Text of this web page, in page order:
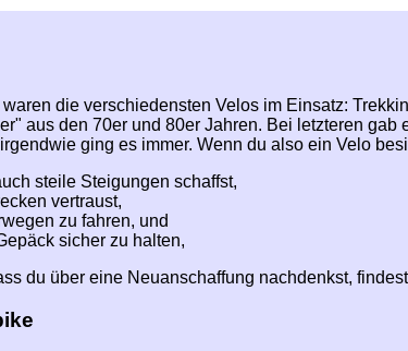
die verschiedensten Velos im Einsatz:
aus den 70er und 80er Jahren. Bei letzteren gab
ging es immer. Wenn du also ein Velo
steile Steigungen schaffst,
vertraust,
zu fahren, und
sicher zu halten,
du über eine Neuanschaffung nachdenkst,